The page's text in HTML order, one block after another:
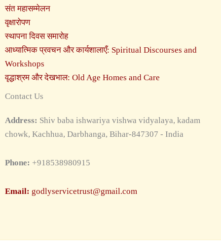
संत महासम्मेलन
वृक्षारोपण
स्थापना दिवस समारोह
आध्यात्मिक प्रवचन और कार्यशालाएँ: Spiritual Discourses and
Workshops
वृद्धाश्रम और देखभाल: Old Age Homes and Care
Contact Us
Address: Shiv baba ishwariya vishwa vidyalaya, kadam
chowk, Kachhua, Darbhanga, Bihar-847307 - India
Phone: +918538980915
Email: godlyservicetrust@gmail.com